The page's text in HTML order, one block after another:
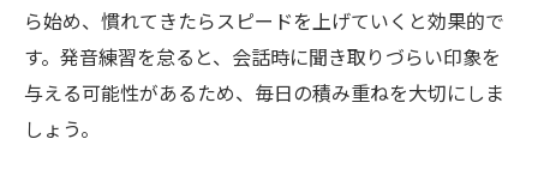
ら始め、慣れてきたらスピードを上げていくと効果的で
す。発音練習を怠ると、会話時に聞き取りづらい印象を
与える可能性があるため、毎日の積み重ねを大切にしま
しょう。